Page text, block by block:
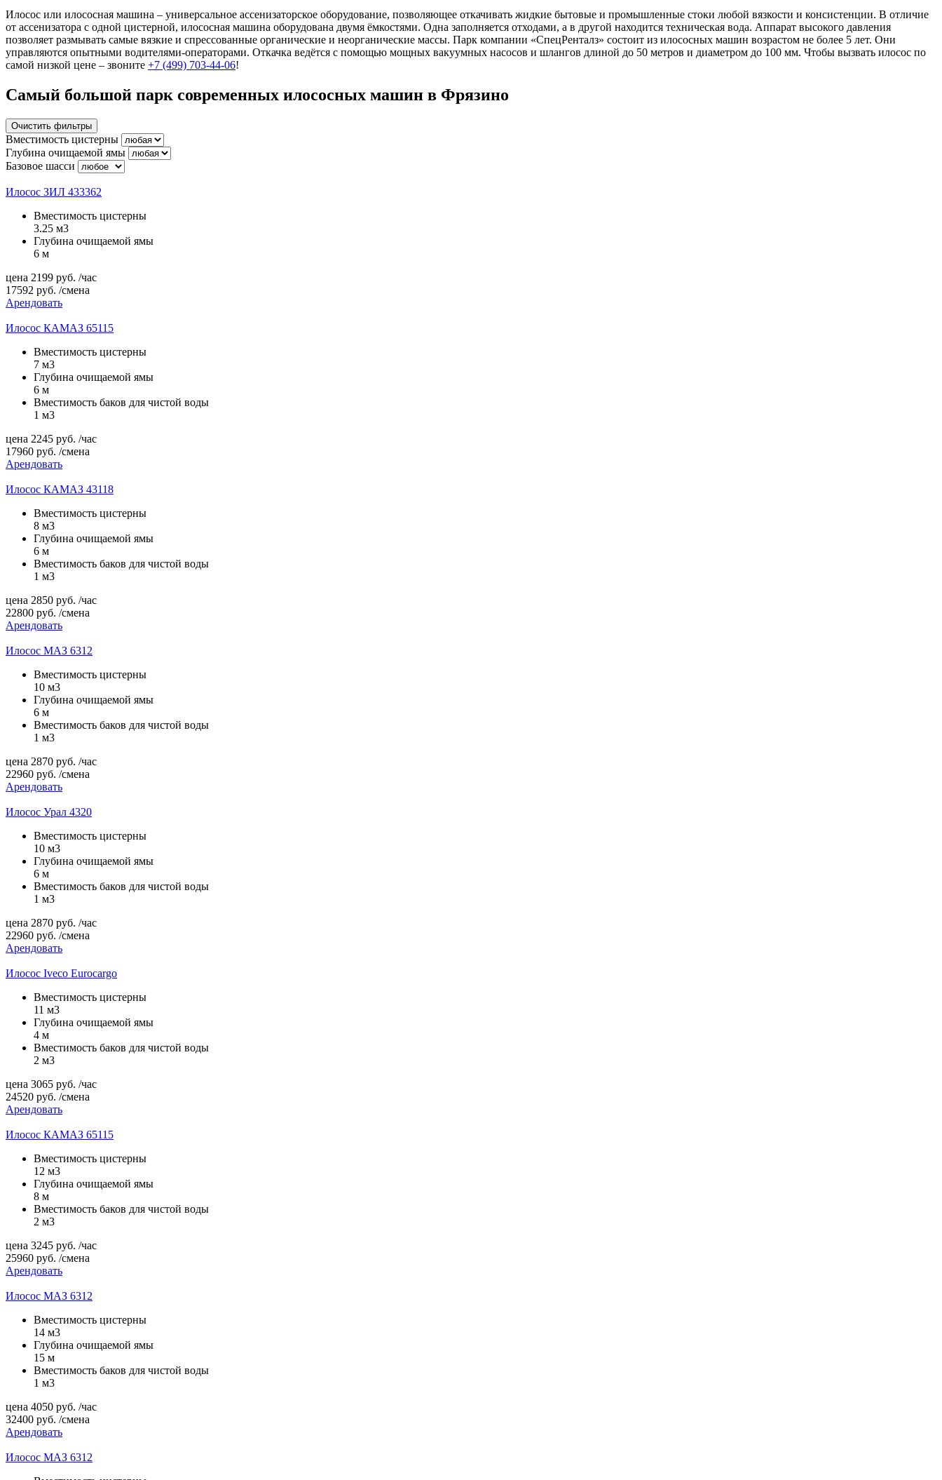
Илосос или илососная машина – универсальное ассенизаторское оборудование, позволяющее откачивать жидкие бытовые и промышленные стоки любой вязкости и консистенции. В отличие
от ассенизатора с одной цистерной, илососная машина оборудована двумя ёмкостями. Одна заполняется отходами, а в другой находится техническая вода. Аппарат высокого давления
позволяет размывать самые вязкие и спрессованные органические и неорганические массы. Парк компании «СпецРенталз» состоит из илососных машин возрастом не более 5 лет. Они
управляются опытными водителями-операторами. Откачка ведётся с помощью мощных вакуумных насосов и шлангов длиной до 50 метров и диаметром до 100 мм. Чтобы вызвать илосос по
самой низкой цене – звоните +7 (499) 703-44-06!
Самый большой парк современных илососных машин в Фрязино
Очистить фильтры
Вместимость цистерны
Глубина очищаемой ямы
Базовое шасси
Илосос ЗИЛ 433362
Вместимость цистерны
3.25 м3
Глубина очищаемой ямы
6 м
цена 2199 руб. /час
17592 руб. /смена
Арендовать
Илосос КАМАЗ 65115
Вместимость цистерны
7 м3
Глубина очищаемой ямы
6 м
Вместимость баков для чистой воды
1 м3
цена 2245 руб. /час
17960 руб. /смена
Арендовать
Илосос КАМАЗ 43118
Вместимость цистерны
8 м3
Глубина очищаемой ямы
6 м
Вместимость баков для чистой воды
1 м3
цена 2850 руб. /час
22800 руб. /смена
Арендовать
Илосос МАЗ 6312
Вместимость цистерны
10 м3
Глубина очищаемой ямы
6 м
Вместимость баков для чистой воды
1 м3
цена 2870 руб. /час
22960 руб. /смена
Арендовать
Илосос Урал 4320
Вместимость цистерны
10 м3
Глубина очищаемой ямы
6 м
Вместимость баков для чистой воды
1 м3
цена 2870 руб. /час
22960 руб. /смена
Арендовать
Илосос Iveco Eurocargo
Вместимость цистерны
11 м3
Глубина очищаемой ямы
4 м
Вместимость баков для чистой воды
2 м3
цена 3065 руб. /час
24520 руб. /смена
Арендовать
Илосос КАМАЗ 65115
Вместимость цистерны
12 м3
Глубина очищаемой ямы
8 м
Вместимость баков для чистой воды
2 м3
цена 3245 руб. /час
25960 руб. /смена
Арендовать
Илосос МАЗ 6312
Вместимость цистерны
14 м3
Глубина очищаемой ямы
15 м
Вместимость баков для чистой воды
1 м3
цена 4050 руб. /час
32400 руб. /смена
Арендовать
Илосос МАЗ 6312